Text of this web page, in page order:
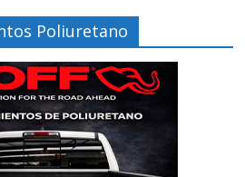
Poliuretano